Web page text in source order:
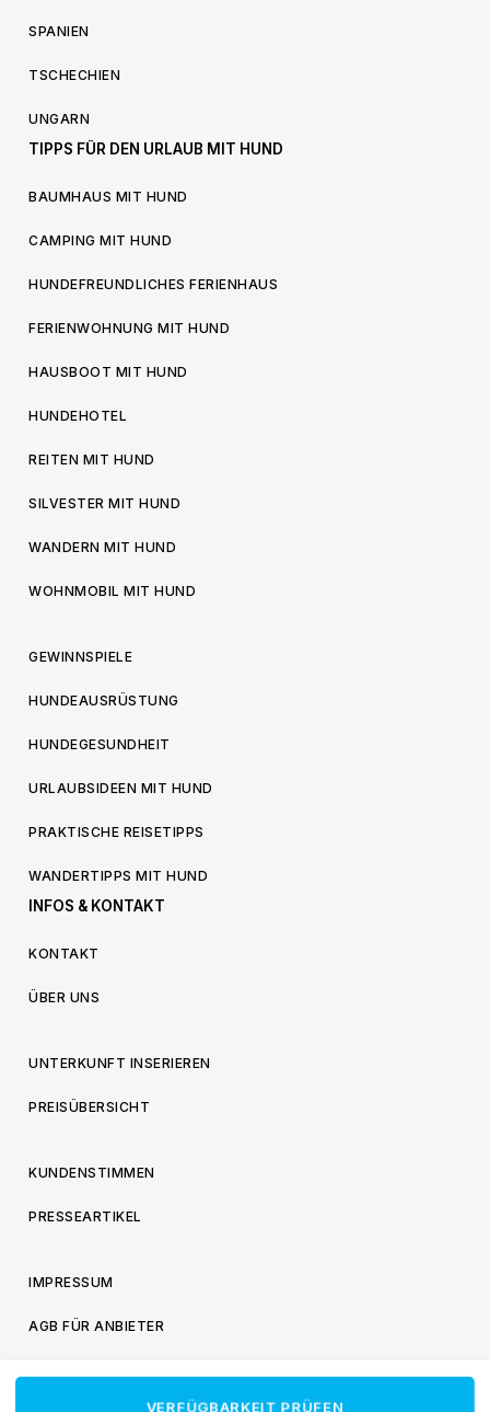
VERFÜGBARKEIT PRÜFEN
SPANIEN
TSCHECHIEN
UNGARN
TIPPS FÜR DEN URLAUB MIT HUND
BAUMHAUS MIT HUND
CAMPING MIT HUND
HUNDEFREUNDLICHES FERIENHAUS
FERIENWOHNUNG MIT HUND
HAUSBOOT MIT HUND
HUNDEHOTEL
REITEN MIT HUND
SILVESTER MIT HUND
WANDERN MIT HUND
WOHNMOBIL MIT HUND
GEWINNSPIELE
HUNDEAUSRÜSTUNG
HUNDEGESUNDHEIT
URLAUBSIDEEN MIT HUND
PRAKTISCHE REISETIPPS
WANDERTIPPS MIT HUND
INFOS & KONTAKT
KONTAKT
ÜBER UNS
UNTERKUNFT INSERIEREN
PREISÜBERSICHT
KUNDENSTIMMEN
PRESSEARTIKEL
IMPRESSUM
AGB FÜR ANBIETER